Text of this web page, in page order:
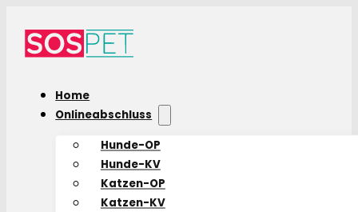
Home
Onlineabschluss
Hunde-OP
Hunde-KV
Katzen-OP
Katzen-KV